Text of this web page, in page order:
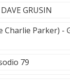
GRUSIN
Charlie Parker) -
79